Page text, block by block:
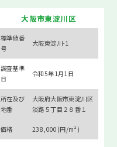
大阪市東淀川区
標準値番
号
大阪東淀川-1
調査基準
日
令和5年1月1日
所在及び
地番
大阪府大阪市東淀川区
淡路５丁目２８番１
価格 238,000(円/m²)